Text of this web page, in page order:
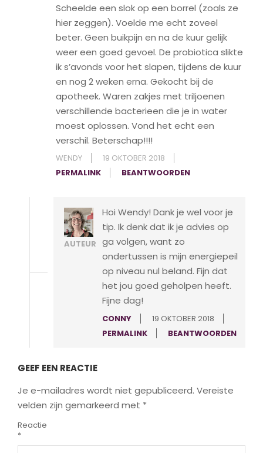
Scheelde een slok op een borrel (zoals ze
hier zeggen). Voelde me echt zoveel
beter. Geen buikpijn en na de kuur gelijk
weer een goed gevoel. De probiotica slikte
ik s’avonds voor het slapen, tijdens de kuur
en nog 2 weken erna. Gekocht bij de
apotheek. Waren zakjes met triljoenen
verschillende bacterieen die je in water
moest oplossen. Vond het echt een
verschil. Beterschap!!!!
WENDY
19 OKTOBER 2018
PERMALINK
BEANTWOORDEN
AUTEUR
Hoi Wendy! Dank je wel voor je
tip. Ik denk dat ik je advies op
ga volgen, want zo
ondertussen is mijn energiepeil
op niveau nul beland. Fijn dat
het jou goed geholpen heeft.
Fijne dag!
CONNY
19 OKTOBER 2018
PERMALINK
BEANTWOORDEN
GEEF EEN REACTIE
Je e-mailadres wordt niet gepubliceerd. Vereiste
velden zijn gemarkeerd met *
Reactie
*